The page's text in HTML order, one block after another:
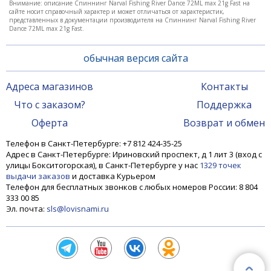
13 410 ₽
Спиннинг Narval Fishing River Dance 78XH max 90g
13 630 ₽
Внимание: описание Спиннинг Narval Fishing River Dance 72ML max 21g Fast на
сайте носит справочный характер и может отличаться от характеристик,
представленных в документации производителя на Спиннинг Narval Fishing River
Dance 72ML max 21g Fast.
обычная версия сайта
Адреса магазинов
Что с заказом?
Оферта
Контакты
Поддержка
Возврат и обмен
Телефон в Санкт-Петербурге: +7 812 424-35-25
Адрес в Санкт-Петербурге: Ириновский проспект, д 1 лит 3 (вход с
улицы Бокситогорская), в Санкт-Петербурге у нас 1329 точек
выдачи заказов и доставка Курьером
Телефон для бесплатных звонков с любых номеров России: 8 804
333 00 85
Эл. почта: sls@lovisnami.ru